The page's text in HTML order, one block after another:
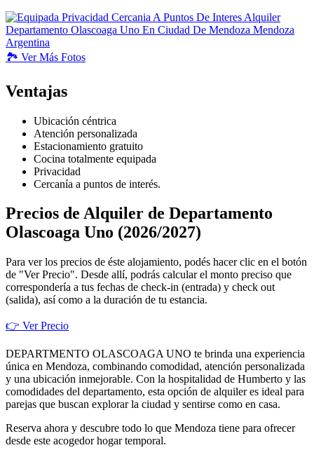
🏞️ VerMás Fotos
Ventajas
Ubicación céntrica
Atención personalizada
Estacionamiento gratuito
Cocina totalmente equipada
Privacidad
Cercanía a puntos de interés.
Precios de Alquiler de Departamento
Olascoaga Uno (2026/2027)
Para ver los precios de éste alojamiento, podés hacer clic en el botón
de "Ver Precio". Desde allí, podrás calcular el monto preciso que
correspondería a tus fechas de check-in (entrada) y check out
(salida), así como a la duración de tu estancia.
👉 Ver Precio
DEPARTMENTO OLASCOAGA UNO te brinda una experiencia
única en Mendoza, combinando comodidad, atención personalizada
y una ubicación inmejorable. Con la hospitalidad de Humberto y las
comodidades del departamento, esta opción de alquiler es ideal para
parejas que buscan explorar la ciudad y sentirse como en casa.
Reserva ahora y descubre todo lo que Mendoza tiene para ofrecer
desde este acogedor hogar temporal.